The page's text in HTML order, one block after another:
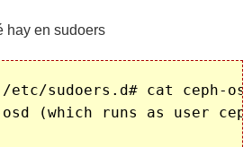
hay en sudoers
etc/sudoers.d# cat ceph-
osd (which runs as user